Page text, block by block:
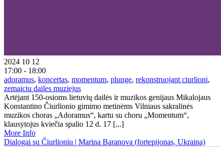
2024 10 12
17:00 - 18:00
adoramus, koncertas, momentum, plunge, rekonstruojant ciurlioni,
zemaiciu dailes muziejus
Artėjant 150-osioms lietuvių dailės ir muzikos genijaus Mikalojaus
Konstantino Čiurlionio gimimo metinėms Vilniaus sakralinės
muzikos choras „Adoramus“, kartu su choru „Momentum“,
klausytojus kviečia spalio 12 d. 17 [...]
More Info
Dialogai su Čiurlioniu | Marina Baranova (fortepijonas, Ukraina)